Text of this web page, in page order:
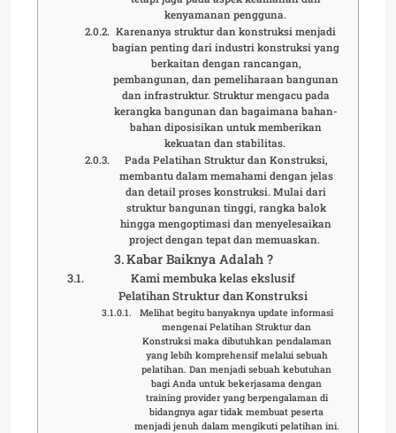
kenyamanan pengguna.
Karenanya struktur dan konstruksi menjadi
bagian penting dari industri konstruksi yang
berkaitan dengan rancangan,
pembangunan, dan pemeliharaan bangunan
dan infrastruktur. Struktur mengacu pada
kerangka bangunan dan bagaimana bahan-
bahan diposisikan untuk memberikan
kekuatan dan stabilitas.
Pada Pelatihan Struktur dan Konstruksi,
membantu dalam memahami dengan jelas
dan detail proses konstruksi. Mulai dari
struktur bangunan tinggi, rangka balok
hingga mengoptimasi dan menyelesaikan
project dengan tepat dan memuaskan.
Kabar Baiknya Adalah ?
Kami membuka kelas ekslusif
Pelatihan Struktur dan Konstruksi
Melihat begitu banyaknya update informasi
mengenai Pelatihan Struktur dan
Konstruksi maka dibutuhkan pendalaman
yang lebih komprehensif melalui sebuah
pelatihan. Dan menjadi sebuah kebutuhan
bagi Anda untuk bekerjasama dengan
training provider yang berpengalaman di
bidangnya agar tidak membuat peserta
menjadi jenuh dalam mengikuti pelatihan ini.